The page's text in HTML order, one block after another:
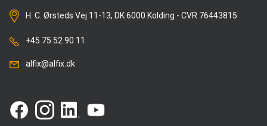
H. C. Ørsteds Vej 11-13, DK 6000 Kolding - CVR 76443815
+45 75 52 90 11
alfix@alfix.dk